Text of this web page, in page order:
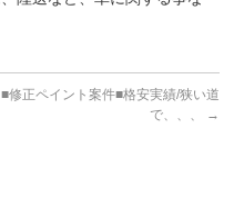
■修正ペイント案件■格安実績/狭い道
で、、、
→